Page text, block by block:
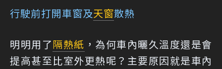
行駛前打開車窗及天窗散熱
明明用了隔熱紙 ，為何車內曬久溫度還是會
提高甚至比室外更熱呢？主要原因就是車內